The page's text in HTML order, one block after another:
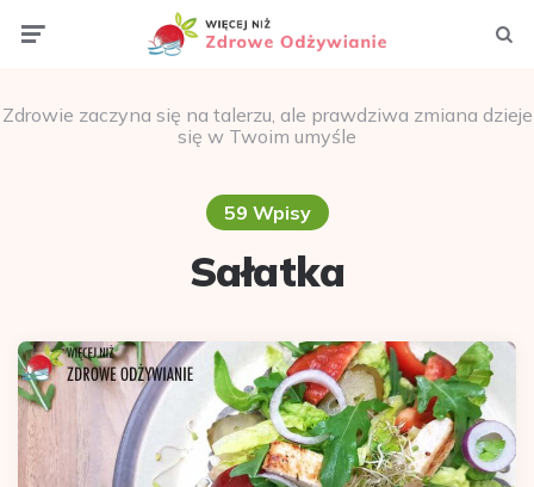
Zdrowie zaczyna się na talerzu, ale prawdziwa zmiana dzieje
się w Twoim umyśle
59 Wpisy
Sałatka